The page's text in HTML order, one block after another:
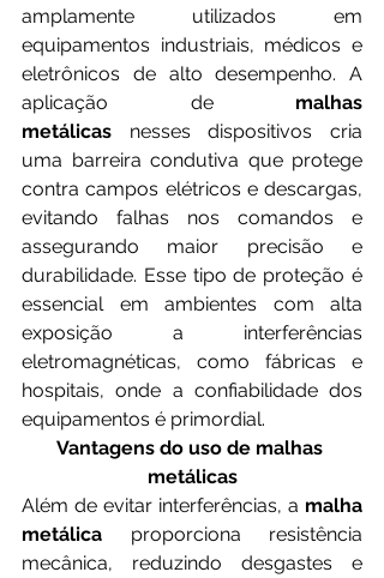
amplamente utilizados em
equipamentos industriais, médicos e
eletrônicos de alto desempenho. A
aplicação de malhas
metálicas nesses dispositivos cria
uma barreira condutiva que protege
contra campos elétricos e descargas,
evitando falhas nos comandos e
assegurando maior precisão e
durabilidade. Esse tipo de proteção é
essencial em ambientes com alta
exposição a interferências
eletromagnéticas, como fábricas e
hospitais, onde a confiabilidade dos
equipamentos é primordial.
Vantagens do uso de malhas
metálicas
Além de evitar interferências, a malha
metálica proporciona resistência
mecânica, reduzindo desgastes e